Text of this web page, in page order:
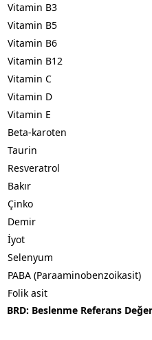
Vitamin B3
Vitamin B5
Vitamin B6
Vitamin B12
Vitamin C
Vitamin D
Vitamin E
Beta-karoten
Taurin
Resveratrol
Bakır
Çinko
Demir
İyot
Selenyum
PABA (Paraaminobenzoikasit)
Folik asit
BRD: Beslenme Referans